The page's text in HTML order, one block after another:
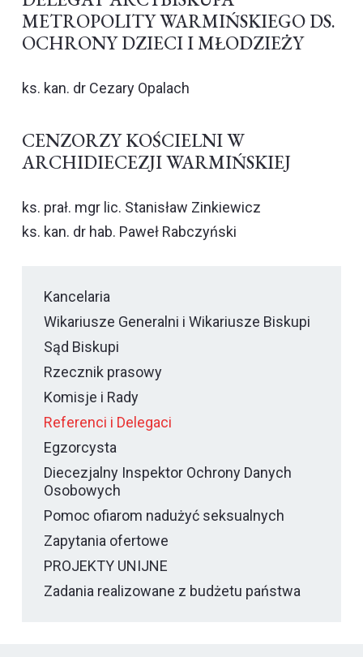
METROPOLITY WARMIŃSKIEGO DS.
OCHRONY DZIECI I MŁODZIEŻY
ks. kan. dr Cezary Opalach
CENZORZY KOŚCIELNI W
ARCHIDIECEZJI WARMIŃSKIEJ
ks. prał. mgr lic. Stanisław Zinkiewicz
ks. kan. dr hab. Paweł Rabczyński
Kancelaria
Wikariusze Generalni i Wikariusze Biskupi
Sąd Biskupi
Rzecznik prasowy
Komisje i Rady
Referenci i Delegaci
Egzorcysta
Diecezjalny Inspektor Ochrony Danych
Osobowych
Pomoc ofiarom nadużyć seksualnych
Zapytania ofertowe
PROJEKTY UNIJNE
Zadania realizowane z budżetu państwa